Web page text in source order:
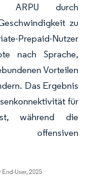
ARPU durch
zu
Prepaid-Nutzer
nach Sprache,
Vorteilen
Das Ergebnis
für
während die
offensiven